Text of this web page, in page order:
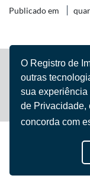
O Registro de
outras
sua
de Privacidade,
concorda com
Publicado em
© 2022 - 2026